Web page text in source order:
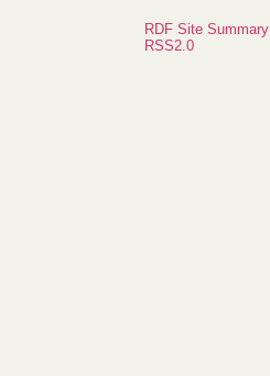
RDF Site Summary
RSS2.0